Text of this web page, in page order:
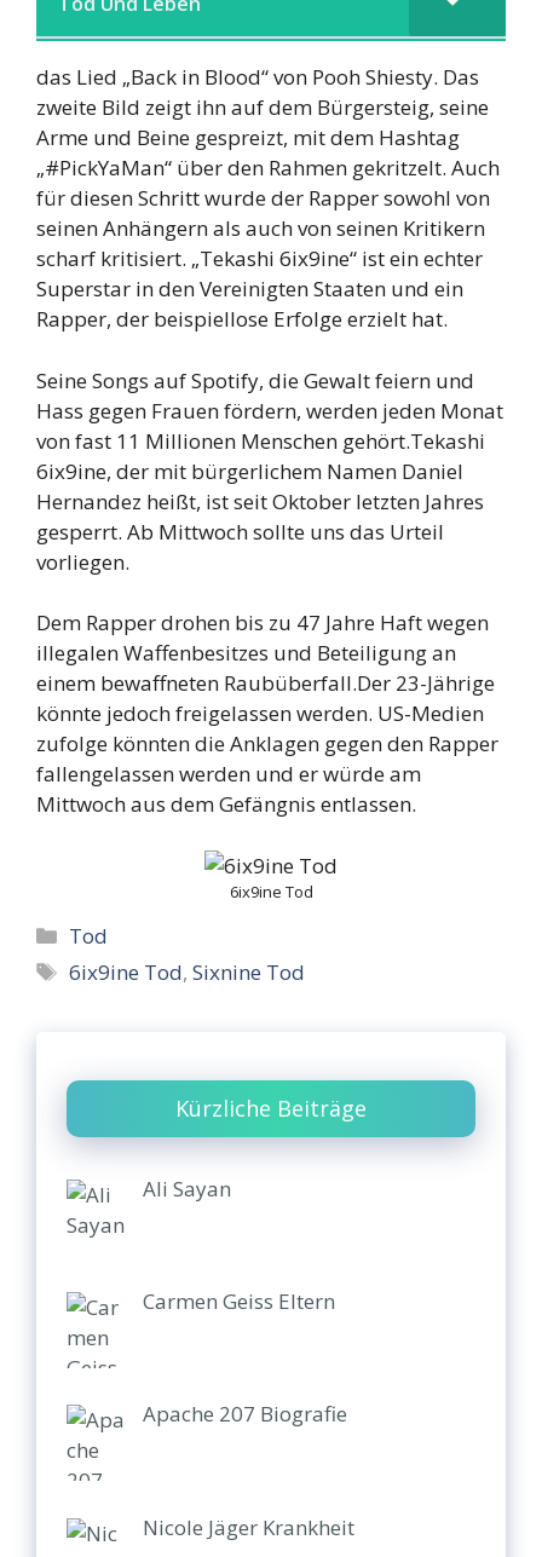
das Lied „Back in Blood“ von Pooh Shiesty. Das
zweite Bild zeigt ihn auf dem Bürgersteig, seine
Arme und Beine gespreizt, mit dem Hashtag
„#PickYaMan“ über den Rahmen gekritzelt. Auch
für diesen Schritt wurde der Rapper sowohl von
seinen Anhängern als auch von seinen Kritikern
scharf kritisiert. „Tekashi 6ix9ine“ ist ein echter
Superstar in den Vereinigten Staaten und ein
Rapper, der beispiellose Erfolge erzielt hat.
Seine Songs auf Spotify, die Gewalt feiern und
Hass gegen Frauen fördern, werden jeden Monat
von fast 11 Millionen Menschen gehört.Tekashi
6ix9ine, der mit bürgerlichem Namen Daniel
Hernandez heißt, ist seit Oktober letzten Jahres
gesperrt. Ab Mittwoch sollte uns das Urteil
vorliegen.
Dem Rapper drohen bis zu 47 Jahre Haft wegen
illegalen Waffenbesitzes und Beteiligung an
einem bewaffneten Raubüberfall.Der 23-Jährige
könnte jedoch freigelassen werden. US-Medien
zufolge könnten die Anklagen gegen den Rapper
fallengelassen werden und er würde am
Mittwoch aus dem Gefängnis entlassen.
6ix9ine Tod
Categories
Tod
Tags
6ix9ine Tod,Sixnine Tod
Kürzliche Beiträge
Ali Sayan
Carmen Geiss Eltern
Apache 207 Biografie
Nicole Jäger Krankheit